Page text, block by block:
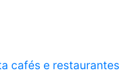
cafés e restaurantes